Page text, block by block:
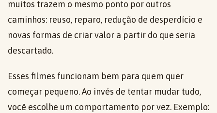
muitos trazem o mesmo ponto por outros
caminhos: reuso, reparo, redução de desperdício e
novas formas de criar valor a partir do que seria
descartado.
Esses filmes funcionam bem para quem quer
começar pequeno. Ao invés de tentar mudar tudo,
você escolhe um comportamento por vez. Exemplo: